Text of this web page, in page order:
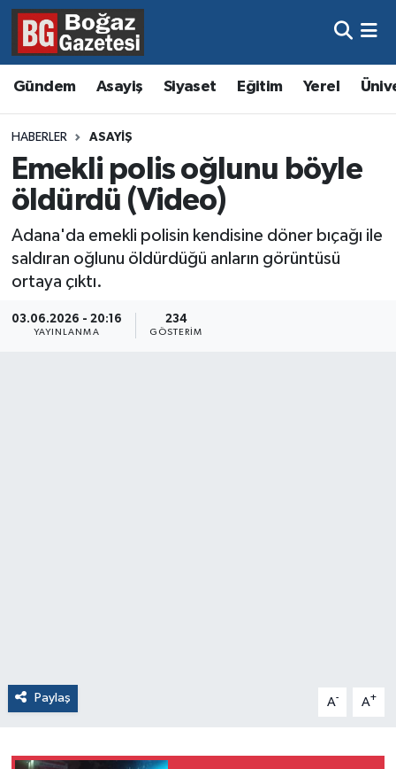
Gündem Asayiş Siyaset Eğitim Yerel
HABERLER ASAYIŞ
Emekli polis oğlunu böyle
öldürdü (Video)
Adana'da emekli polisin kendisine döner bıçağı ile
saldıran oğlunu öldürdüğü anların görüntüsü
ortaya çıktı.
03.06.2026 - 20:16
YAYINLANMA
234
GÖSTERIM
Paylaş A- A+
Asayiş
Eğitim
Ekonomi
Gündem
Kültür ve Sanat
Magazin
Resmi İlanlar
Hava Durumu
Trafik Durumu
Süper Lig Puan Durumu ve Fikstür
Tüm Manşetler
Son Dakika Haberleri
Haber Arşivi